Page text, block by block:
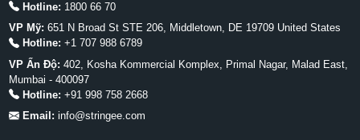
Hotline: 1800 66 70
VP Mỹ: 651 N Broad St STE 206, Middletown, DE 19709 United States
Hotline: +1 707 988 6789
VP Ấn Độ: 402, Kosha Kommercial Komplex, Primal Nagar, Malad East,
Mumbai - 400097
Hotline: +91 998 758 2668
Email: info@stringee.com